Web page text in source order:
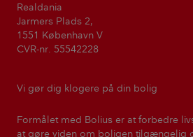
Realdania
Jarmers Plads 2,
1551 København V
CVR-nr. 55542228
Vi gør dig klogere på din bolig
Formålet med Bolius er at forbedre
at gøre viden om boligen tilgængelig